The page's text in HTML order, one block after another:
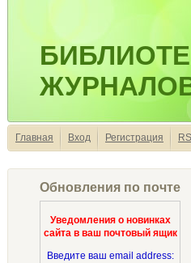
Главная Вход Регистрация
Обновления по почте
Уведомления о новинках
сайта в ваш почтовый ящик
Введите ваш email address: